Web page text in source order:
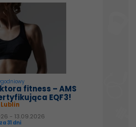
fitness – AMS
EQF3!
Lublin
- 13.09.2026
za 31 dni